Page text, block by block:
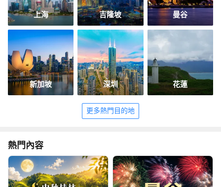
上海 吉隆坡 曼谷
新加坡 深圳 花蓮
更多熱門目的地
熱門內容